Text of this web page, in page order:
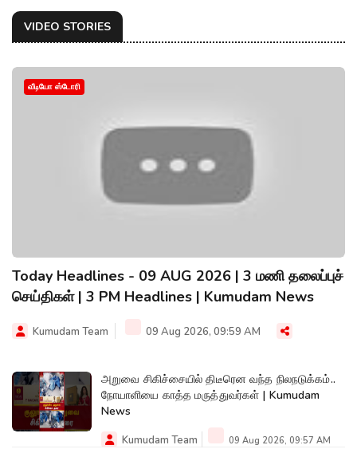
VIDEO STORIES
வீடியோ ஸ்டோரி
Today Headlines - 09 AUG 2026 | 3 மணி தலைப்புச்
செய்திகள் | 3 PM Headlines | Kumudam News
Kumudam Team 09 Aug 2026, 09:59 AM
அறுவை சிகிச்சையில் திடீரென வந்த நிலநடுக்கம்..
நோயாளியை காத்த மருத்துவர்கள் | Kumudam
News
Kumudam Team 09 Aug 2026, 09:57 AM